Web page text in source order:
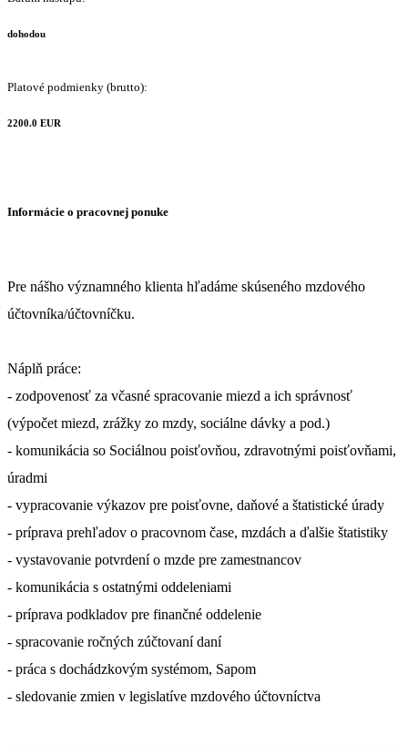
dohodou
Platové podmienky (brutto):
2200.0 EUR
Informácie o pracovnej ponuke
Pre nášho významného klienta hľadáme skúseného mzdového
účtovníka/účtovníčku.
Náplň práce:
- zodpovenosť za včasné spracovanie miezd a ich správnosť
(výpočet miezd, zrážky zo mzdy, sociálne dávky a pod.)
- komunikácia so Sociálnou poisťovňou, zdravotnými poisťovňami,
úradmi
- vypracovanie výkazov pre poisťovne, daňové a štatistické úrady
- príprava prehľadov o pracovnom čase, mzdách a ďalšie štatistiky
- vystavovanie potvrdení o mzde pre zamestnancov
- komunikácia s ostatnými oddeleniami
- príprava podkladov pre finančné oddelenie
- spracovanie ročných zúčtovaní daní
- práca s dochádzkovým systémom, Sapom